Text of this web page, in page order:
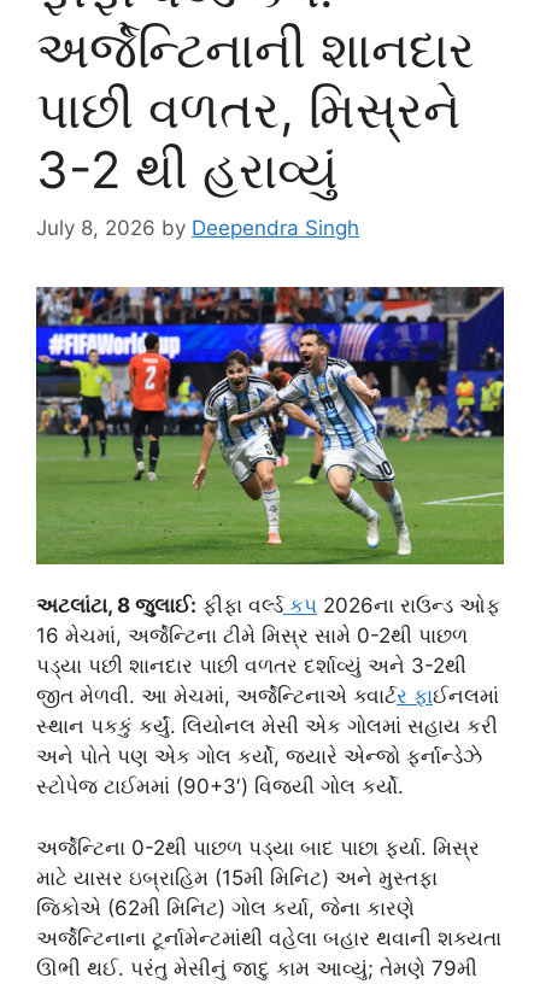
અર્જેન્ટિનાની શાનદાર
પાછી વળતર, મિસ્રને
3-2 થી હરાવ્યું
July 8, 2026 by Deependra Singh
અટલાંટા, 8 જુલાઈ: ફીફા વર્લ્ડ કપ 2026ના રાઉન્ડ ઓફ
16 મેચમાં, અર્જેન્ટિના ટીમે મિસ્ર સામે 0-2થી પાછળ
પડ્યા પછી શાનદાર પાછી વળતર દર્શાવ્યું અને 3-2થી
જીત મેળવી. આ મેચમાં, અર્જેન્ટિનાએ ક્વાર્ટર ફાઈનલમાં
સ્થાન પકકું કર્યું. લિયોનલ મેસી એક ગોલમાં સહાય કરી
અને પોતે પણ એક ગોલ કર્યો, જ્યારે એન્જો ફર્નાન્ડેઝે
સ્ટોપેજ ટાઈમમાં (90+3′) વિજયી ગોલ કર્યો.
અર્જેન્ટિના 0-2થી પાછળ પડ્યા બાદ પાછા ફર્યા. મિસ્ર
માટે યાસર ઇબ્રાહિમ (15મી મિનિટ) અને મુસ્તફા
જિકોએ (62મી મિનિટ) ગોલ કર્યા, જેના કારણે
અર્જેન્ટિનાના ટૂર્નામેન્ટમાંથી વહેલા બહાર થવાની શક્યતા
ઊભી થઈ. પરંતુ મેસીનું જાદુ કામ આવ્યું; તેમણે 79મી